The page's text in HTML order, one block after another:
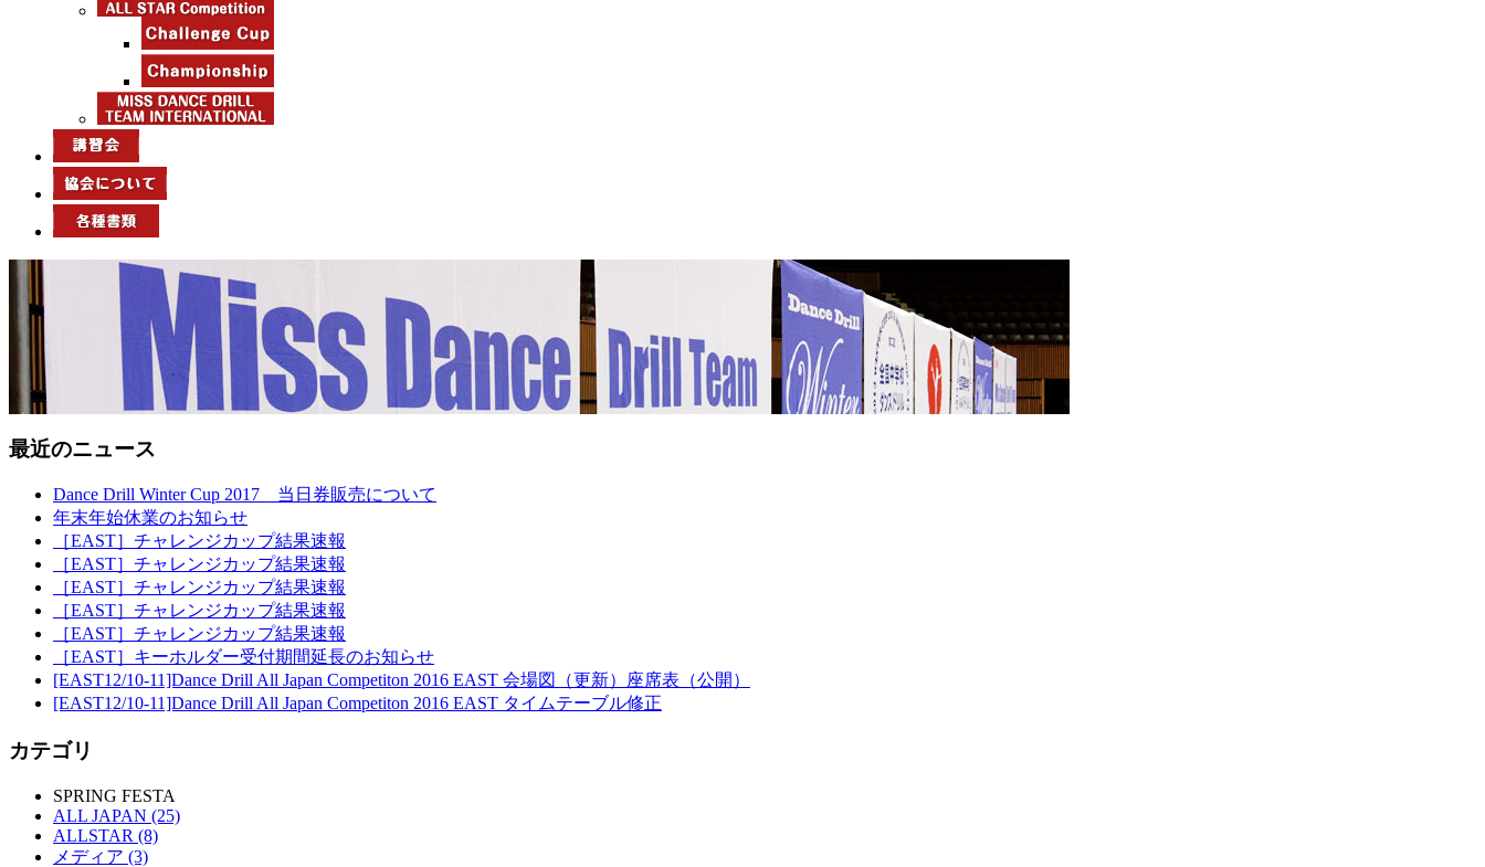
最近のニュース
Dance Drill Winter Cup 2017 当日券販売について
年末年始休業のお知らせ
［EAST］チャレンジカップ結果速報
［EAST］チャレンジカップ結果速報
［EAST］チャレンジカップ結果速報
［EAST］チャレンジカップ結果速報
［EAST］チャレンジカップ結果速報
［EAST］キーホルダー受付期間延長のお知らせ
[EAST12/10-11]Dance Drill All Japan Competiton 2016 EAST 会場図（更新）座席表（公開）
[EAST12/10-11]Dance Drill All Japan Competiton 2016 EAST タイムテーブル修正
カテゴリ
SPRING FESTA
ALL JAPAN (25)
ALLSTAR (8)
メディア (3)